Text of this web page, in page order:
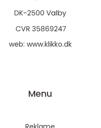
web: www.klikko.dk
Menu